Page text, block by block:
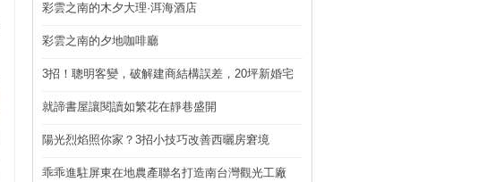
彩雲之南的木夕大理·洱海酒店
彩雲之南的夕地咖啡廳
3招！聰明客變，破解建商結構誤差，20坪新婚宅
就諦書屋讓閱讀如繁花在靜巷盛開
陽光烈焰照你家？3招小技巧改善西曬房窘境
乖乖進駐屏東在地農產聯名打造南台灣觀光工廠